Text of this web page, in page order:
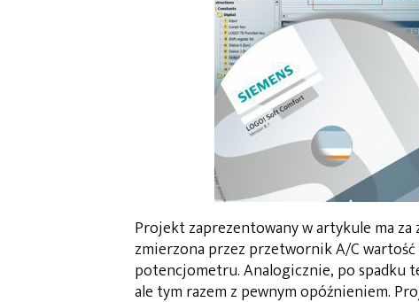
Projekt zaprezentowany w artykule ma za
zmierzona przez przetwornik A/C
potencjometru. Analogicznie, po spadku
ale tym razem z pewnym opóźnieniem.